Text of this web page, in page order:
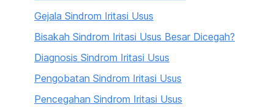
Gejala Sindrom Iritasi Usus
Bisakah Sindrom Iritasi Usus Besar Dicegah?
Diagnosis Sindrom Iritasi Usus
Pengobatan Sindrom Iritasi Usus
Pencegahan Sindrom Iritasi Usus